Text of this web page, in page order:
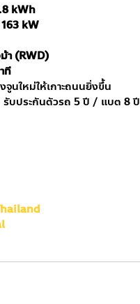
kWh
163 kW
า (RWD)
ที
นใหม่ให้เกาะถนนยิ่งขึ้น
รับประกันตัวรถ 5 ปี / แบต 8 ปี